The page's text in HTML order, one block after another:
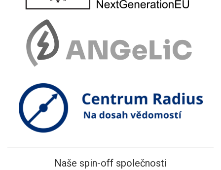
Naše spin-off společnosti